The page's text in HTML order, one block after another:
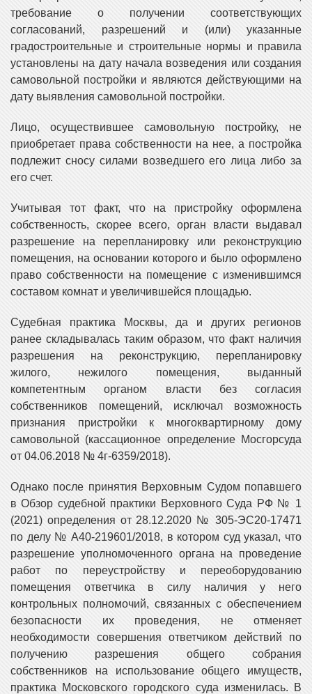
требование о получении соответствующих
согласований, разрешений и (или) указанные
градостроительные и строительные нормы и правила
установлены на дату начала возведения или создания
самовольной постройки и являются действующими на
дату выявления самовольной постройки.
Лицо, осуществившее самовольную постройку, не
приобретает права собственности на нее, а постройка
подлежит сносу силами возведшего его лица либо за
его счет.
Учитывая тот факт, что на пристройку оформлена
собственность, скорее всего, орган власти выдавал
разрешение на перепланировку или реконструкцию
помещения, на основании которого и было оформлено
право собственности на помещение с изменившимся
составом комнат и увеличившейся площадью.
Судебная практика Москвы, да и других регионов
ранее складывалась таким образом, что факт наличия
разрешения на реконструкцию, перепланировку
жилого, нежилого помещения, выданный
компетентным органом власти без согласия
собственников помещений, исключал возможность
признания пристройки к многоквартирному дому
самовольной (кассационное определение Мосгорсуда
от 04.06.2018 № 4г-6359/2018).
Однако после принятия Верховным Судом попавшего
в Обзор судебной практики Верховного Суда РФ № 1
(2021) определения от 28.12.2020 № 305-ЭС20-17471
по делу № А40-219601/2018, в котором суд указал, что
разрешение уполномоченного органа на проведение
работ по переустройству и переоборудованию
помещения ответчика в силу наличия у него
контрольных полномочий, связанных с обеспечением
безопасности их проведения, не отменяет
необходимости совершения ответчиком действий по
получению разрешения общего собрания
собственников на использование общего имуществ,
практика Московского городского суда изменилась. В